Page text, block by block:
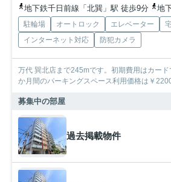
地下鉄千日前線「北巽」駅 徒歩9分
地下
駐輪場 オートロック エレベーター
インターネット対応
防犯カメラ
万代 巽北店まで245mです。初期費用はカー
か月間のパーキングスペース利用価格は￥
募集中の部屋
過去掲載物件